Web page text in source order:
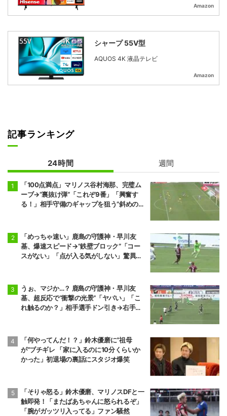
Amazon
シャープ 55V型
AQUOS 4K 液晶テレビ
Amazon
記事ランキング
24時間 週間
「100点満点」マリノス谷村海那、完璧ム
ーブ→“裏抜け弾”「これぞ9番」「興奮す
る！」相手守備のギャップを狙う”斜めの抜
「めっちゃ速い」鹿島の守護神・早川友
基、爆速スピード→“鉄壁ブロック”「コー
スがない」「点が入る気がしない」驚異の
うぉ、マジか…？ 鹿島の守護神・早川友
基、超反応で“衝撃の光景”「ヤバい」「こ
れ触るのか？」相手選手ドン引き→右手一
「何やってんだ！？」鈴木優磨に“祖母
が”ブチギレ 「家に入るのに10分くらいか
かった」初退場の裏話にスタジオ爆笑
「そりゃ怒る」鈴木優磨、マリノスDFと一
触即発！「またばあちゃんに怒られるぞ」
「腕がガッツリ入ってる」ファン騒然